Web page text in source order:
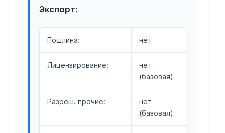
Экспорт:
Пошлина: нет
Лицензирование:
нет
(базовая)
Разреш. прочие:
нет
(базовая)